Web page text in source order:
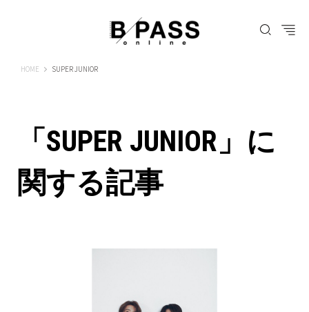
HOME B-PASS ONLINE
SUPER JUNIOR
「SUPER JUNIOR」に
関する記事